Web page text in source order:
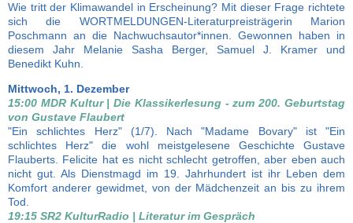
Wie tritt der Klimawandel in Erscheinung? Mit dieser Frage richtete
sich die WORTMELDUNGEN-Literaturpreisträgerin Marion
Poschmann an die Nachwuchsautor*innen. Gewonnen haben in
diesem Jahr Melanie Sasha Berger, Samuel J. Kramer und
Benedikt Kuhn.
Mittwoch, 1. Dezember
15:00 MDR Kultur | Die Klassikerlesung - zum 200. Geburtstag
von Gustave Flaubert
"Ein schlichtes Herz" (1/7). Nach "Madame Bovary" ist "Ein
schlichtes Herz" die wohl meistgelesene Geschichte Gustave
Flauberts. Felicite hat es nicht schlecht getroffen, aber eben auch
nicht gut. Als Dienstmagd im 19. Jahrhundert ist ihr Leben dem
Komfort anderer gewidmet, von der Mädchenzeit an bis zu ihrem
Tod.
19:15 SR2 KulturRadio | Literatur im Gespräch